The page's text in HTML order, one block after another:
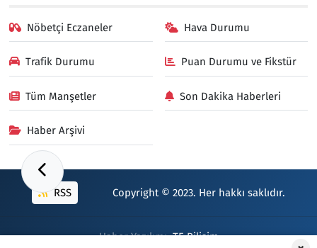
Nöbetçi Eczaneler Hava Durumu
Trafik Durumu Puan Durumu ve Fikstür
Tüm Manşetler Son Dakika Haberleri
Haber Arşivi
RSS Copyright © 2023. Her hakkı saklıdır.
Haber Yazılımı:TE Bilişim